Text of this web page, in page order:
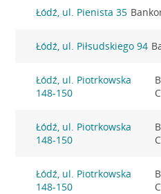
Łódź, ul. Pienista 35
Łódź, ul. Piłsudskiego 94
Łódź, ul. Piotrkowska
148-150
Łódź, ul. Piotrkowska
148-150
Łódź, ul. Piotrkowska
148-150